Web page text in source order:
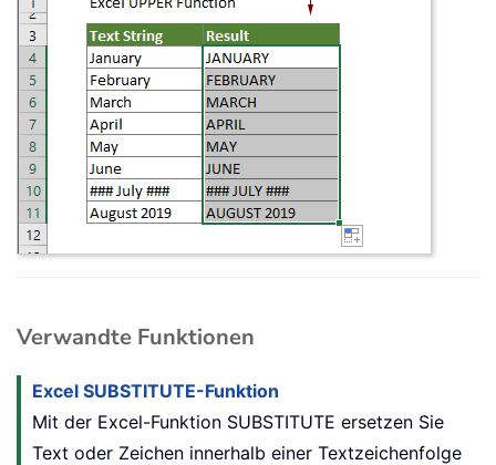
Verwandte Funktionen
Excel SUBSTITUTE-Funktion
Mit der Excel-Funktion SUBSTITUTE ersetzen Sie
Text oder Zeichen innerhalb einer Textzeichenfolge